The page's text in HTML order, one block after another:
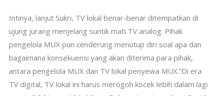
Intinya, lanjut Sukri, TV lokal benar-benar ditempatkan di
ujung jurang menjelang suntik mati TV analog. Pihak
pengelola MUX pun cenderung menutup diri soal apa dan
bagaimana konsekuensi yang akan diterima para pihak,
antara pengelola MUX dan TV lokal penyewa MUX.”Di era
TV digital, TV lokal ini harus merogoh kocek lebih dalam lagi